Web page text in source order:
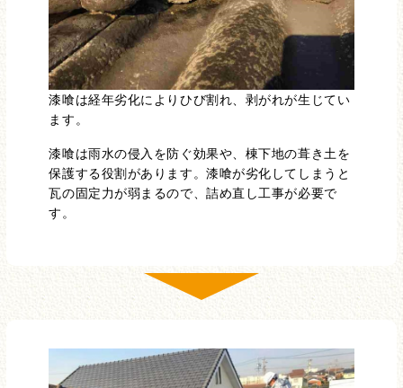
漆喰は経年劣化によりひび割れ、剥がれが生じてい
ます。
漆喰は雨水の侵入を防ぐ効果や、棟下地の葺き土を
保護する役割があります。漆喰が劣化してしまうと
瓦の固定力が弱まるので、詰め直し工事が必要で
す。